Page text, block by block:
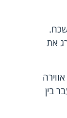
את
בין